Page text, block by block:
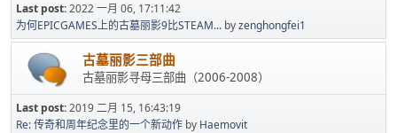
Last post:2022 一月 06, 17:11:42
为何EPICGAMES上的古墓丽影9比STEAM... byzenghongfei1
古墓丽影三部曲
古墓丽影寻母三部曲（2006-2008）
Last post:2019 二月 15, 16:43:19
Re: 传奇和周年纪念里的一个新动作 by Haemovit